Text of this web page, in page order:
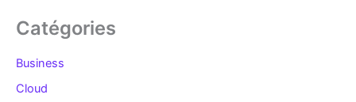
Catégories
Business
Cloud